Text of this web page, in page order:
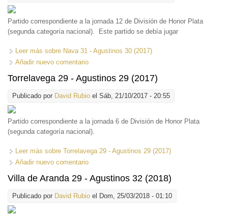
Partido correspondiente a la jornada 12 de División de Honor Plata
(segunda categoría nacional). Este partido se debía jugar
Leer más sobre Nava 31 - Agustinos 30 (2017)
Añadir nuevo comentario
Torrelavega 29 - Agustinos 29 (2017)
Publicado por David Rubio el Sáb, 21/10/2017 - 20:55
Partido correspondiente a la jornada 6 de División de Honor Plata
(segunda categoría nacional).
Leer más sobre Torrelavega 29 - Agustinos 29 (2017)
Añadir nuevo comentario
Villa de Aranda 29 - Agustinos 32 (2018)
Publicado por David Rubio el Dom, 25/03/2018 - 01:10